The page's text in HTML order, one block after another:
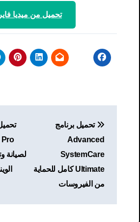
تحميل من ميديا ​​فاير
المقالات
تحميل برنامج
Advanced
SystemCare
Ultimate كامل للحماية
من الفيروسات
لصيانة